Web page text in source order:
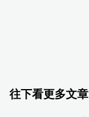
往下看更多文章